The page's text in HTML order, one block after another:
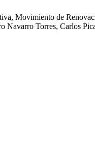
Movimiento de
Torres, Carlos